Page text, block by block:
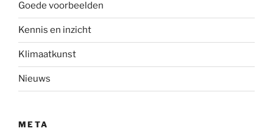
Goede voorbeelden
Kennis en inzicht
Klimaatkunst
Nieuws
META